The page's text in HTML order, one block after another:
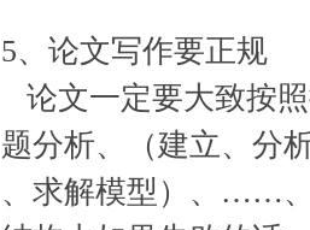
5、论文写作要正规
论文一定要大致按
题分析、（建立、分
、求解模型）、……